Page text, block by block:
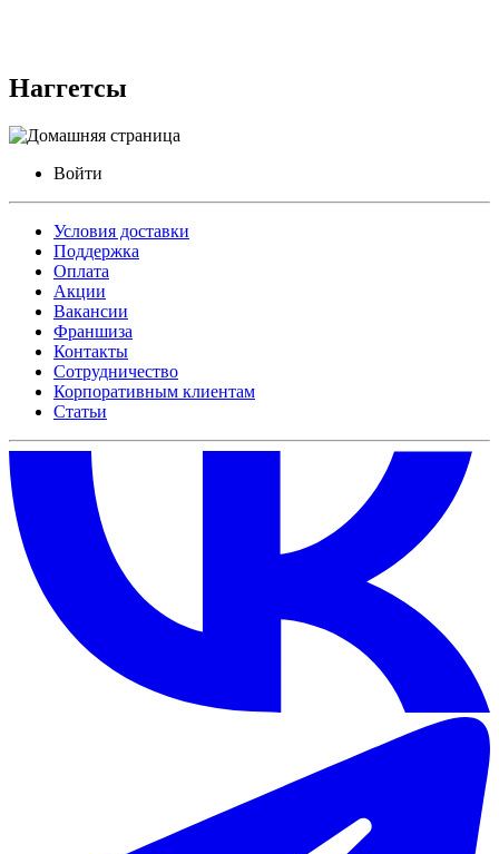
Наггетсы
Войти
Условия доставки
Поддержка
Оплата
Акции
Вакансии
Франшиза
Контакты
Сотрудничество
Корпоративным клиентам
Статьи